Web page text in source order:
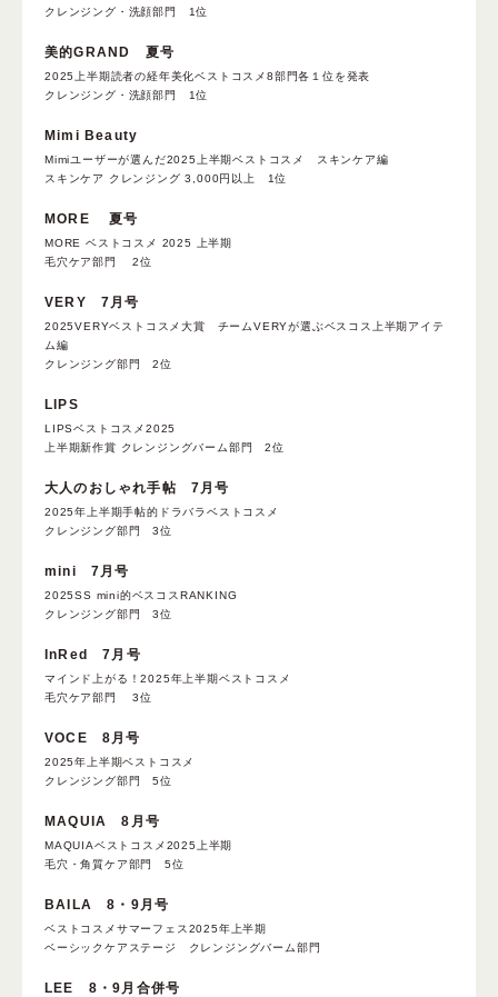
クレンジング・洗顔部門 1位
美的GRAND 夏号
2025上半期読者の経年美化ベストコスメ8部門各１位を発表
クレンジング・洗顔部門 1位
Mimi Beauty
Mimiユーザーが選んだ2025上半期ベストコスメ スキンケア編
スキンケア クレンジング 3,000円以上 1位
MORE 夏号
MORE ベストコスメ 2025 上半期
毛穴ケア部門 2位
VERY 7月号
2025VERYベストコスメ大賞 チームVERYが選ぶベスコス上半期アイテ
ム編
クレンジング部門 2位
LIPS
LIPSベストコスメ2025
上半期新作賞 クレンジングバーム部門 2位
大人のおしゃれ手帖 7月号
2025年上半期手帖的ドラバラベストコスメ
クレンジング部門 3位
mini 7月号
2025SS mini的ベスコスRANKING
クレンジング部門 3位
InRed 7月号
マインド上がる！2025年上半期ベストコスメ
毛穴ケア部門 3位
VOCE 8月号
2025年上半期ベストコスメ
クレンジング部門 5位
MAQUIA 8月号
MAQUIAベストコスメ2025上半期
毛穴・角質ケア部門 5位
BAILA 8・9月号
ベストコスメサマーフェス2025年上半期
ベーシックケアステージ クレンジングバーム部門
LEE 8・9月合併号